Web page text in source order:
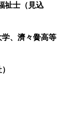
祉士（見込
、濟々黌高等